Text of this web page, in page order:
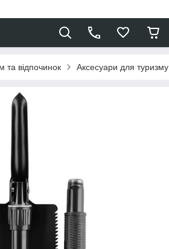
та відпочинок Аксесуари для туризму